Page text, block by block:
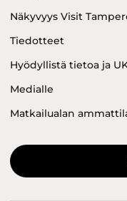
Näkyvyys Visit
Tiedotteet
Hyödyllistä tietoa ja
Medialle
Matkailualan